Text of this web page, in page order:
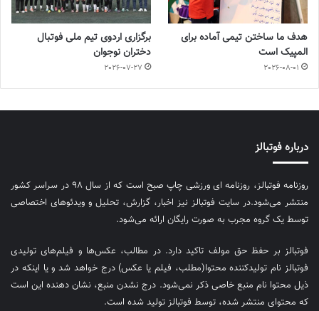
هدف ما ساختن تیمی آماده برای
المپیک است
2026-08-01
برگزاری اردوی تیم ملی فوتبال
دختران نوجوان
2026-07-27
درباره فوتبالز
روزنامه فوتبالز، روزنامه ای ورزشی چاپ صبح است که از سال ۹۸ در سراسر کشور
منتشر می‌شود.در سایت فوتبالز نیز اخبار، گزارش، تحلیل و ویدئوهای اختصاصی
توسط یک گروه مجرب به صورت رایگان ارائه می‌شود.
فوتبالز بر حفظ حق مولف تاکید دارد. در مطالب، عکس‌ها و فیلم‌های تولیدی
فوتبالز نام تولیدکننده محتوا(مطلب، فیلم یا عکس) درج خواهد شد و یا اینکه در
ذیل محتوا نام منبع خاصی ذکر نمی‌‎شود. درج نشدن منبع، نشان دهنده این است
که محتوای منتشر شده، توسط فوتبالز تولید شده است.